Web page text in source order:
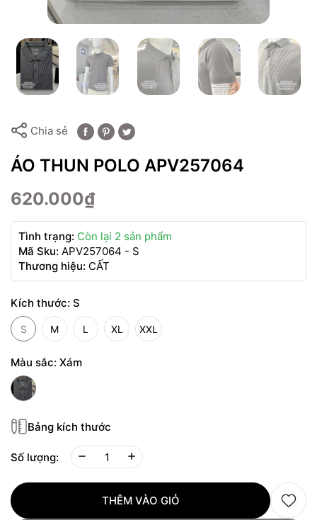
Chia sẻ
ÁO THUN POLO APV257064
620.000₫
Tình trạng: Còn lại 2 sản phẩm
Mã Sku: APV257064 - S
Thương hiệu: CẤT
Kích thước: S
S M L XL XXL
Màu sắc: Xám
Bảng kích thước
Số lượng:
THÊM VÀO GIỎ